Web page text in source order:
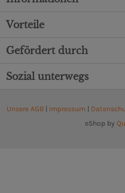
Vorteile
Gefördert durch
Sozial unterwegs
Unsere AGB| Impressum |
eShop by